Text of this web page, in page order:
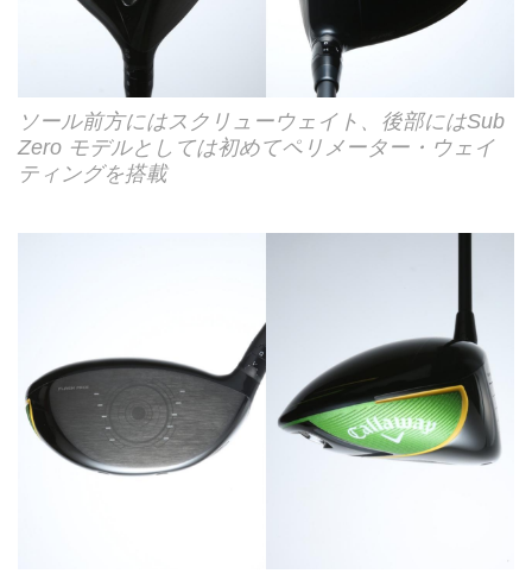
ソール前方にはスクリューウェイト、後部にはSub
Zero モデルとしては初めてペリメーター・ウェイ
ティングを搭載